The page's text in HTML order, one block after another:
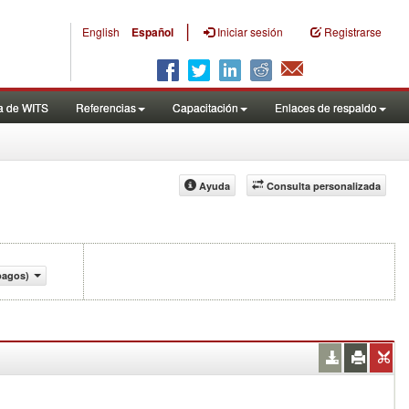
English Español | Iniciar sesión Registrarse
de WITS Referencias Capacitación Enlaces de respaldo
Consulta personalizada
Ayuda